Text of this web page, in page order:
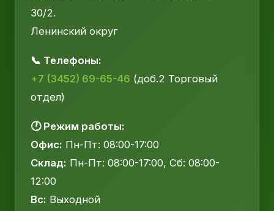
30/2.
Ленинский округ
📞 Телефоны:
+7 (3452) 69-65-46 (доб.2 Торговый
отдел)
🕐 Режим работы:
Офис: Пн-Пт: 08:00-17:00
Склад: Пн-Пт: 08:00-17:00, Сб: 08:00-
12:00
Вс: Выходной